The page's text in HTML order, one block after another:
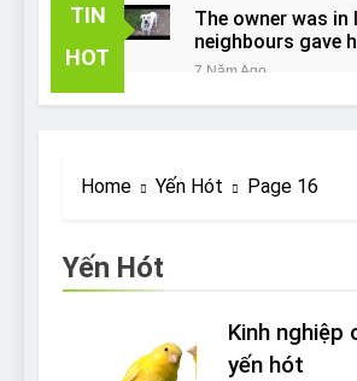
TIN
HOT
The owner was in
neighbours gave
away!
7 Năm Ago
And How to
Do Bulldogs
How to Stop It!
7 Năm Ago
Home Yến Hót Page 16
Yến Hót
Kinh nghiệp
yến hót